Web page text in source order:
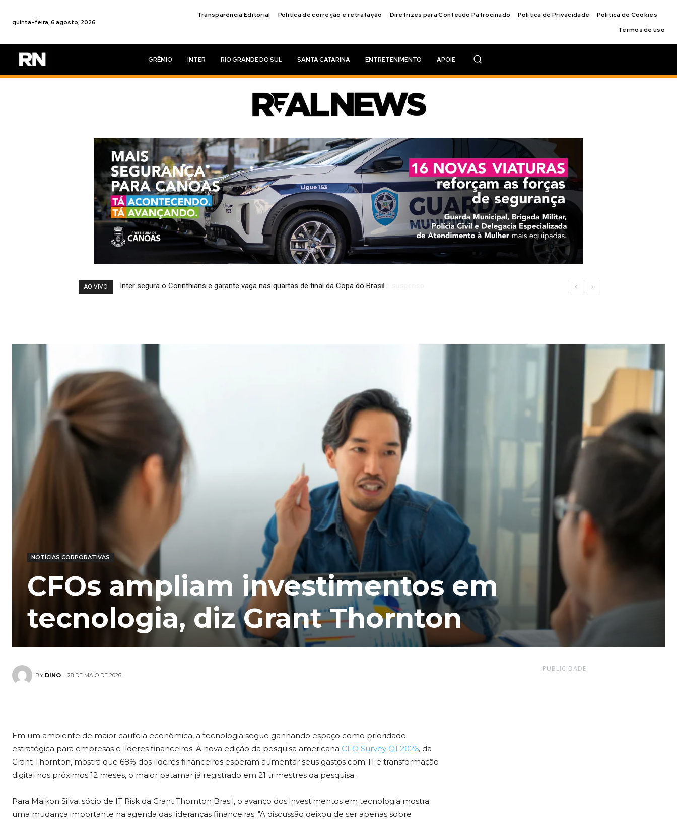
quinta-feira, 6 agosto, 2026
Transparência Editorial Política de correção e retratação Diretrizes para Conteúdo Patrocinado Política de Privacidade
Política de Cookies
Termos de uso
GRÊMIO INTER RIO GRANDE DO SUL SANTA CATARINA ENTRETENIMENTO APOIE
AO VIVO Após quatro milhões em manutenção, contrato de frota herdado de Wasem é suspenso
NOTÍCIAS CORPORATIVAS
CFOs ampliam investimentos em
tecnologia, diz Grant Thornton
BY DINO 28 DE MAIO DE 2026
Em um ambiente de maior cautela econômica, a tecnologia segue ganhando espaço como prioridade
estratégica para empresas e líderes financeiros. A nova edição da pesquisa americana CFO Survey Q1 2026, da
Grant Thornton, mostra que 68% dos líderes financeiros esperam aumentar seus gastos com TI e transformação
digital nos próximos 12 meses, o maior patamar já registrado em 21 trimestres da pesquisa.
Para Maikon Silva, sócio de IT Risk da Grant Thornton Brasil, o avanço dos investimentos em tecnologia mostra
uma mudança importante na agenda das lideranças financeiras. "A discussão deixou de ser apenas sobre
PUBLICIDADE